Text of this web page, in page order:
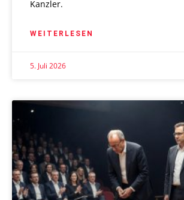
Kanzler.
WEITERLESEN
5. Juli 2026